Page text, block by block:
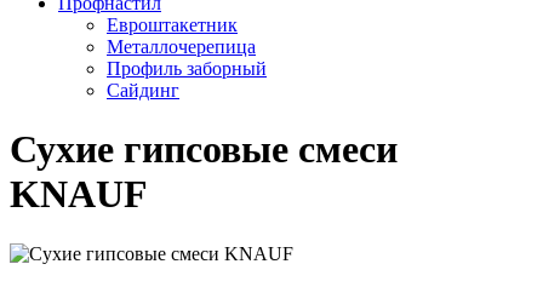
Евроштакетник
Металлочерепица
Профиль заборный
Сайдинг
Сухие гипсовые смеси
KNAUF